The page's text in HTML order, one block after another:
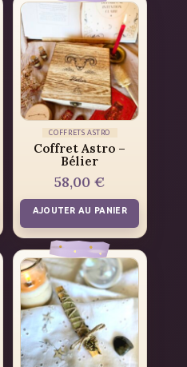
COFFRETS ASTRO
Coffret Astro –
Bélier
58,00€
AJOUTER AU PANIER